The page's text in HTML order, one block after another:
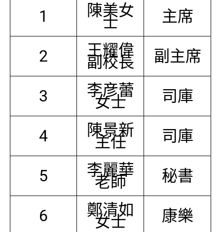
1
陳美女
士 主席
2 王耀偉
副校長 副主席
3 李彦蕾
女士 司庫
4 陳景新
主任 司庫
5 李麗華
老師 秘書
6 鄭清如
女士 康樂